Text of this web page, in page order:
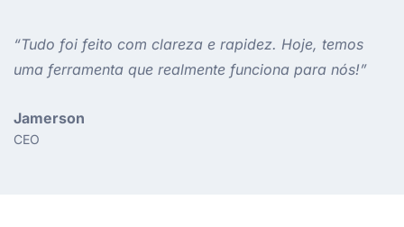
Jamerson
CEO
“Tudo foi feito com clareza e rapidez. Hoje, temos
uma ferramenta que realmente funciona para nós!”